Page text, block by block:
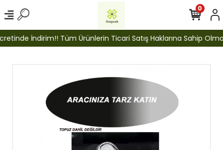
İndirim!! Tüm Ürünlerin Ticari Satış Haklarına Sahip
0